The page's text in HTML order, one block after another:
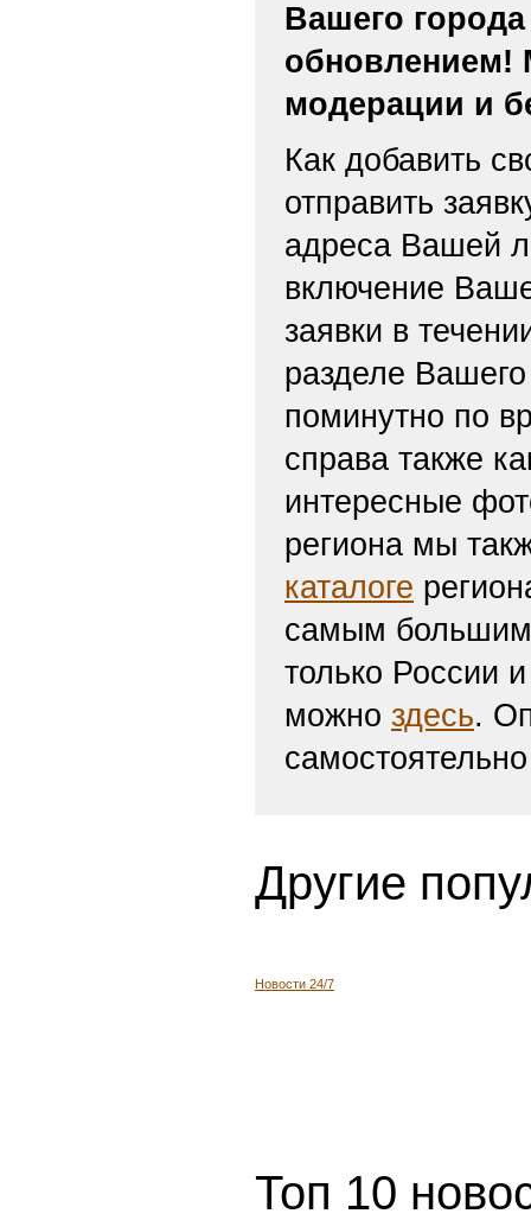
Вашего
обновлением!
модерации и
Как добавить
отправить
адреса Вашей
включение
заявки в
разделе
поминутно по
справа также
интересные
региона мы
каталоге
самым большим
только России
можно здесь.
Другие
Новости 24/7
Топ 10